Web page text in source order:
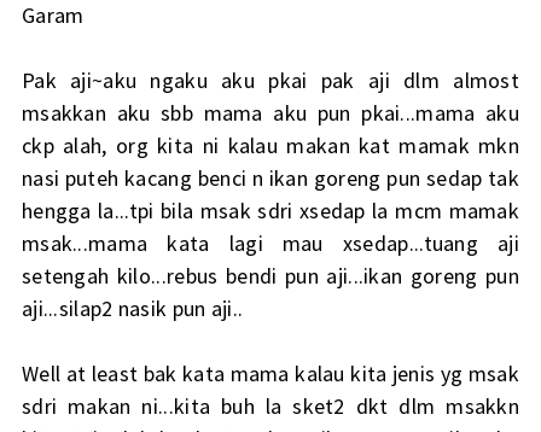
Garam
Pak aji~aku ngaku aku pkai pak aji dlm almost
msakkan aku sbb mama aku pun pkai...mama aku
ckp alah, org kita ni kalau makan kat mamak mkn
nasi puteh kacang benci n ikan goreng pun sedap tak
hengga la...tpi bila msak sdri xsedap la mcm mamak
msak...mama kata lagi mau xsedap...tuang aji
setengah kilo...rebus bendi pun aji...ikan goreng pun
aji...silap2 nasik pun aji..
Well at least bak kata mama kalau kita jenis yg msak
sdri makan ni...kita buh la sket2 dkt dlm msakkn